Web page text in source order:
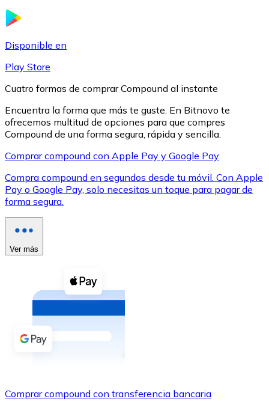
XRP
XRP
Ver todo
Compra criptomonedas con efectivo en tu tienda más
Comprar con efectivo
Transferencia SEPA
Disponible en
Play Store
Cuatro formas de comprar Compound al instante
Encuentra la forma que más te guste. En Bitnovo te
ofrecemos multitud de opciones para que compres
Compound de una forma segura, rápida y sencilla.
Comprar compound con Apple Pay y Google Pay
Compra compound en segundos desde tu móvil. Con Apple
Pay o Google Pay, solo necesitas un toque para pagar de
forma segura.
Ver más
Comprar compound con transferencia bancaria